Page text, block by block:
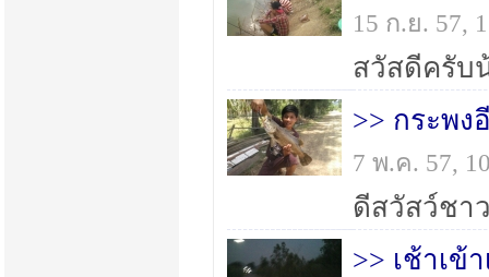
15 ก.ย. 57,
สวัสดีครับ
>> กระพง
7 พ.ค. 57,
>> เช้าเข้